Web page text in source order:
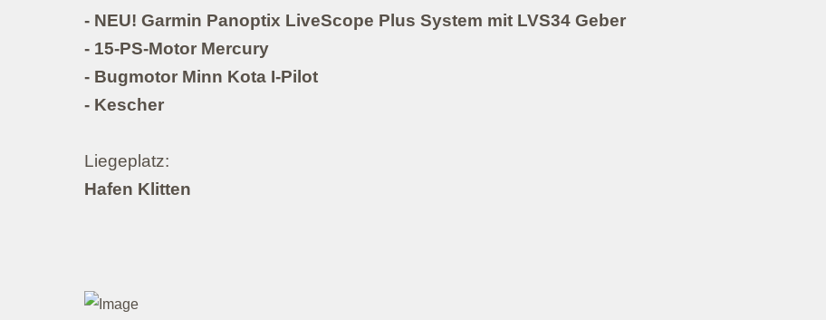
- NEU! Garmin Panoptix LiveScope Plus System mit LVS34 Geber
- 15-PS-Motor Mercury
- Bugmotor Minn Kota I-Pilot
- Kescher
Liegeplatz:
Hafen Klitten